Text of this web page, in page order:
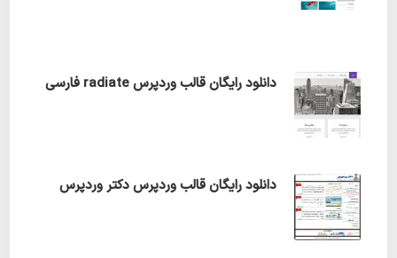
دانلود رایگان قالب وردپرس radiate فارسی
دانلود رایگان قالب وردپرس دکتر وردپرس